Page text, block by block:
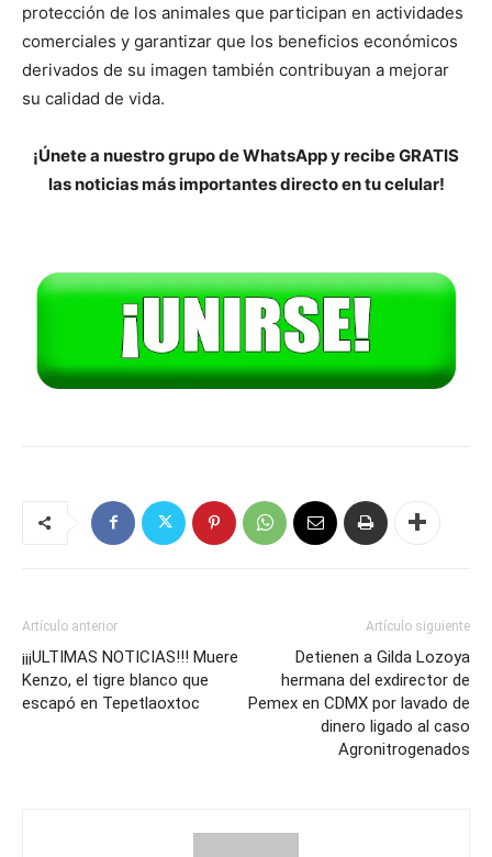
protección de los animales que participan en actividades
comerciales y garantizar que los beneficios económicos
derivados de su imagen también contribuyan a mejorar
su calidad de vida.
¡Únete a nuestro grupo de WhatsApp y recibe GRATIS
las noticias más importantes directo en tu celular!
Artículo anterior
¡¡¡ULTIMAS NOTICIAS!!! Muere
Kenzo, el tigre blanco que
escapó en Tepetlaoxtoc
Artículo siguiente
Detienen a Gilda Lozoya
hermana del exdirector de
Pemex en CDMX por lavado de
dinero ligado al caso
Agronitrogenados